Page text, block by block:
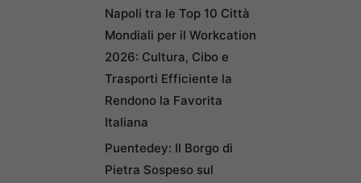
Napoli tra le Top 10 Città
Mondiali per il Workcation
2026: Cultura, Cibo e
Trasporti Efficiente la
Rendono la Favorita
Italiana
Puentedey: Il Borgo di
Pietra Sospeso sul